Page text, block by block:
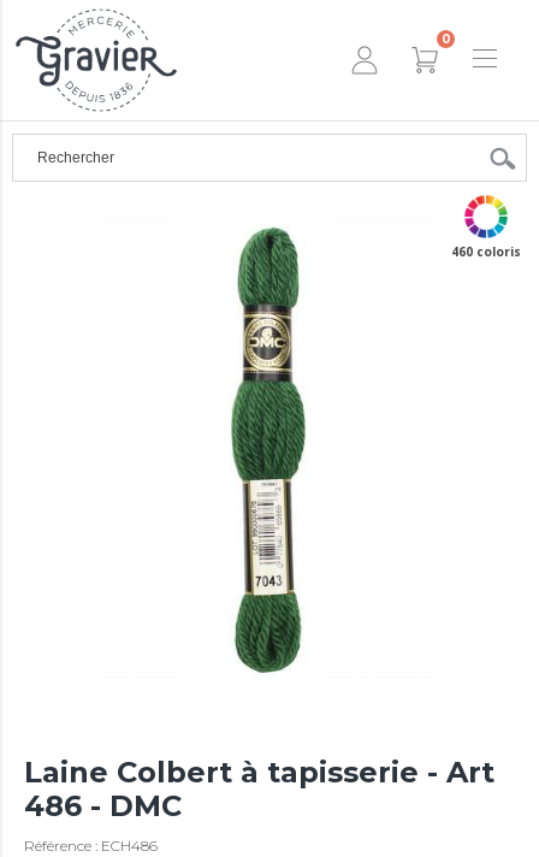
0
460 coloris
Laine Colbert à tapisserie - Art
486 - DMC
Référence : ECH486